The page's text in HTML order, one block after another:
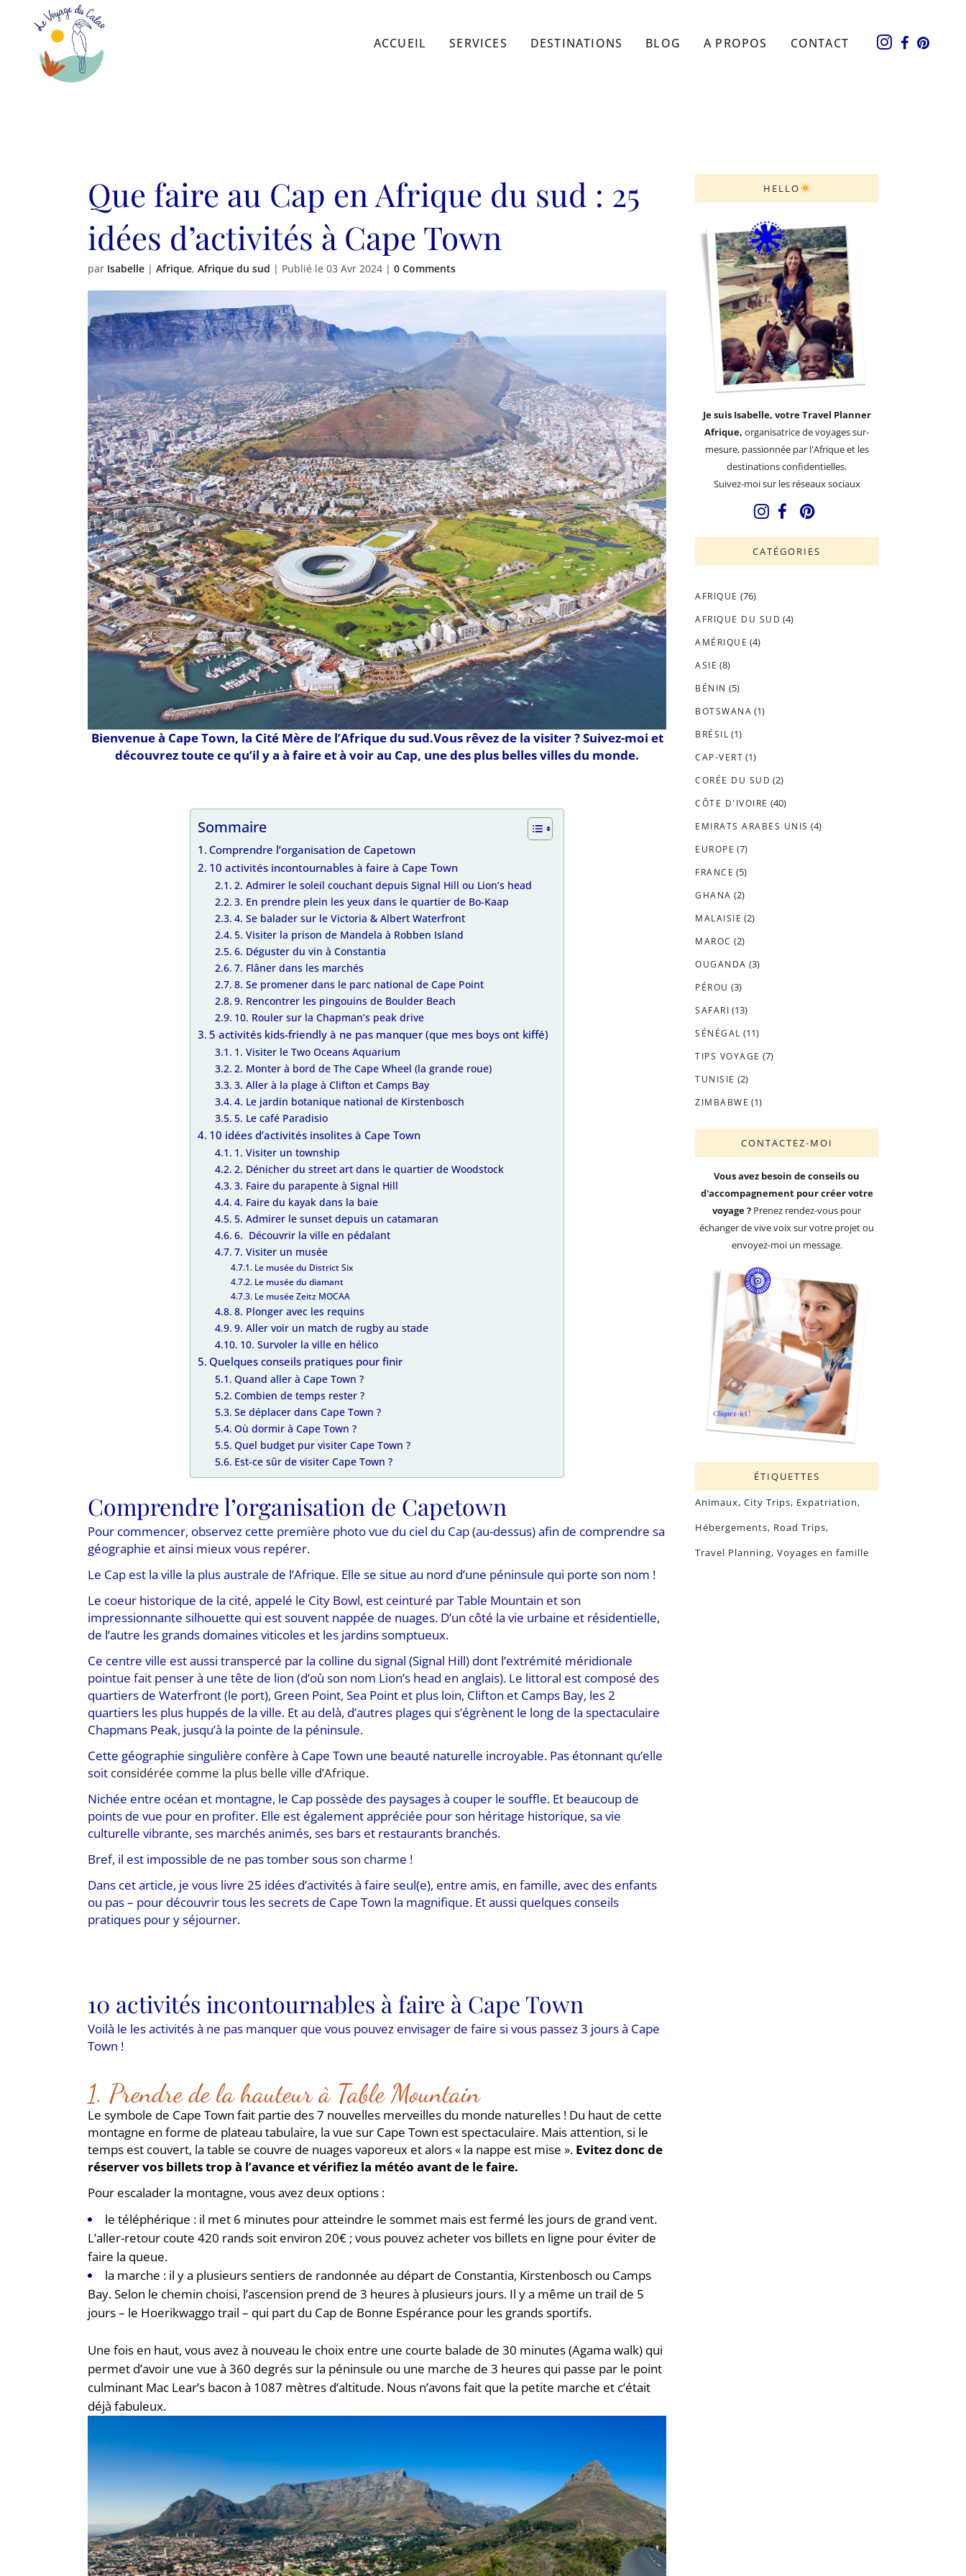
ACCUEIL SERVICES DESTINATIONS BLOG A PROPOS CONTACT
Que faire au Cap en Afrique du sud : 25
idées d’activités à Cape Town
par Isabelle | Afrique, Afrique du sud | Publié le 03 Avr 2024 | 0 Comments
Bienvenue à Cape Town, la Cité Mère de l’Afrique du sud.Vous rêvez de la visiter ? Suivez-moi et
découvrez toute ce qu’il y a à faire et à voir au Cap, une des plus belles villes du monde.
Sommaire
Comprendre l’organisation de Capetown
10 activités incontournables à faire à Cape Town
2. Admirer le soleil couchant depuis Signal Hill ou Lion’s head
3. En prendre plein les yeux dans le quartier de Bo-Kaap
4. Se balader sur le Victoria & Albert Waterfront
5. Visiter la prison de Mandela à Robben Island
6. Déguster du vin à Constantia
7. Flâner dans les marchés
8. Se promener dans le parc national de Cape Point
9. Rencontrer les pingouins de Boulder Beach
10. Rouler sur la Chapman’s peak drive
5 activités kids-friendly à ne pas manquer (que mes boys ont kiffé)
1. Visiter le Two Oceans Aquarium
2. Monter à bord de The Cape Wheel (la grande roue)
3. Aller à la plage à Clifton et Camps Bay
4. Le jardin botanique national de Kirstenbosch
5. Le café Paradisio
10 idées d’activités insolites à Cape Town
1. Visiter un township
2. Dénicher du street art dans le quartier de Woodstock
3. Faire du parapente à Signal Hill
4. Faire du kayak dans la baie
5. Admirer le sunset depuis un catamaran
6. Découvrir la ville en pédalant
7. Visiter un musée
Le musée du District Six
Le musée du diamant
Le musée Zeitz MOCAA
8. Plonger avec les requins
9. Aller voir un match de rugby au stade
10. Survoler la ville en hélico
Quelques conseils pratiques pour finir
Quand aller à Cape Town ?
Combien de temps rester ?
Se déplacer dans Cape Town ?
Où dormir à Cape Town ?
Quel budget pur visiter Cape Town ?
Est-ce sûr de visiter Cape Town ?
Comprendre l’organisation de Capetown
Pour commencer, observez cette première photo vue du ciel du Cap (au-dessus) afin de comprendre sa
géographie et ainsi mieux vous repérer.
Le Cap est la ville la plus australe de l’Afrique. Elle se situe au nord d’une péninsule qui porte son nom !
Le coeur historique de la cité, appelé le City Bowl, est ceinturé par Table Mountain et son
impressionnante silhouette qui est souvent nappée de nuages. D’un côté la vie urbaine et résidentielle,
de l’autre les grands domaines viticoles et les jardins somptueux.
Ce centre ville est aussi transpercé par la colline du signal (Signal Hill) dont l’extrémité méridionale
pointue fait penser à une tête de lion (d’où son nom Lion’s head en anglais). Le littoral est composé des
quartiers de Waterfront (le port), Green Point, Sea Point et plus loin, Clifton et Camps Bay, les 2
quartiers les plus huppés de la ville. Et au delà, d’autres plages qui s’égrènent le long de la spectaculaire
Chapmans Peak, jusqu’à la pointe de la péninsule.
Cette géographie singulière confère à Cape Town une beauté naturelle incroyable. Pas étonnant qu’elle
soit considérée comme la plus belle ville d’Afrique.
Nichée entre océan et montagne, le Cap possède des paysages à couper le souffle. Et beaucoup de
points de vue pour en profiter. Elle est également appréciée pour son héritage historique, sa vie
culturelle vibrante, ses marchés animés, ses bars et restaurants branchés.
Bref, il est impossible de ne pas tomber sous son charme !
Dans cet article, je vous livre 25 idées d’activités à faire seul(e), entre amis, en famille, avec des enfants
ou pas – pour découvrir tous les secrets de Cape Town la magnifique. Et aussi quelques conseils
pratiques pour y séjourner.
10 activités incontournables à faire à Cape Town
Voilà le les activités à ne pas manquer que vous pouvez envisager de faire si vous passez 3 jours à Cape
Town !
1. Prendre de la hauteur à Table Mountain
Le symbole de Cape Town fait partie des 7 nouvelles merveilles du monde naturelles ! Du haut de cette
montagne en forme de plateau tabulaire, la vue sur Cape Town est spectaculaire. Mais attention, si le
temps est couvert, la table se couvre de nuages vaporeux et alors « la nappe est mise ». Evitez donc de
réserver vos billets trop à l’avance et vérifiez la météo avant de le faire.
Pour escalader la montagne, vous avez deux options :
le téléphérique : il met 6 minutes pour atteindre le sommet mais est fermé les jours de grand vent.
L’aller-retour coute 420 rands soit environ 20€ ; vous pouvez acheter vos billets en ligne pour éviter de
faire la queue.
la marche : il y a plusieurs sentiers de randonnée au départ de Constantia, Kirstenbosch ou Camps
Bay. Selon le chemin choisi, l’ascension prend de 3 heures à plusieurs jours. Il y a même un trail de 5
jours – le Hoerikwaggo trail – qui part du Cap de Bonne Espérance pour les grands sportifs.
Une fois en haut, vous avez à nouveau le choix entre une courte balade de 30 minutes (Agama walk) qui
permet d’avoir une vue à 360 degrés sur la péninsule ou une marche de 3 heures qui passe par le point
culminant Mac Lear’s bacon à 1087 mètres d’altitude. Nous n’avons fait que la petite marche et c’était
déjà fabuleux.
HELLO
Je suis Isabelle, votre Travel Planner
Afrique, organisatrice de voyages sur-
mesure, passionnée par l'Afrique et les
destinations confidentielles.
Suivez-moi sur les réseaux sociaux
CATÉGORIES
AFRIQUE (76)
AFRIQUE DU SUD (4)
AMÉRIQUE (4)
ASIE (8)
BÉNIN (5)
BOTSWANA (1)
BRÉSIL (1)
CAP-VERT (1)
CORÉE DU SUD (2)
CÔTE D'IVOIRE (40)
EMIRATS ARABES UNIS (4)
EUROPE (7)
FRANCE (5)
GHANA (2)
MALAISIE (2)
MAROC (2)
OUGANDA (3)
PÉROU (3)
SAFARI (13)
SÉNÉGAL (11)
TIPS VOYAGE (7)
TUNISIE (2)
ZIMBABWE (1)
CONTACTEZ-MOI
Vous avez besoin de conseils ou
d'accompagnement pour créer votre
voyage ? Prenez rendez-vous pour
échanger de vive voix sur votre projet ou
envoyez-moi un message.
ÉTIQUETTES
Animaux City Trips Expatriation
Hébergements Road Trips
Travel Planning Voyages en famille